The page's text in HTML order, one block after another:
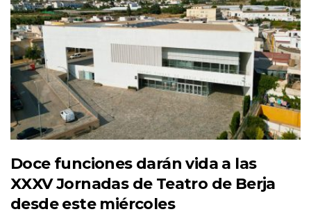
Doce funciones darán vida a las
XXXV Jornadas de Teatro de Berja
desde este miércoles